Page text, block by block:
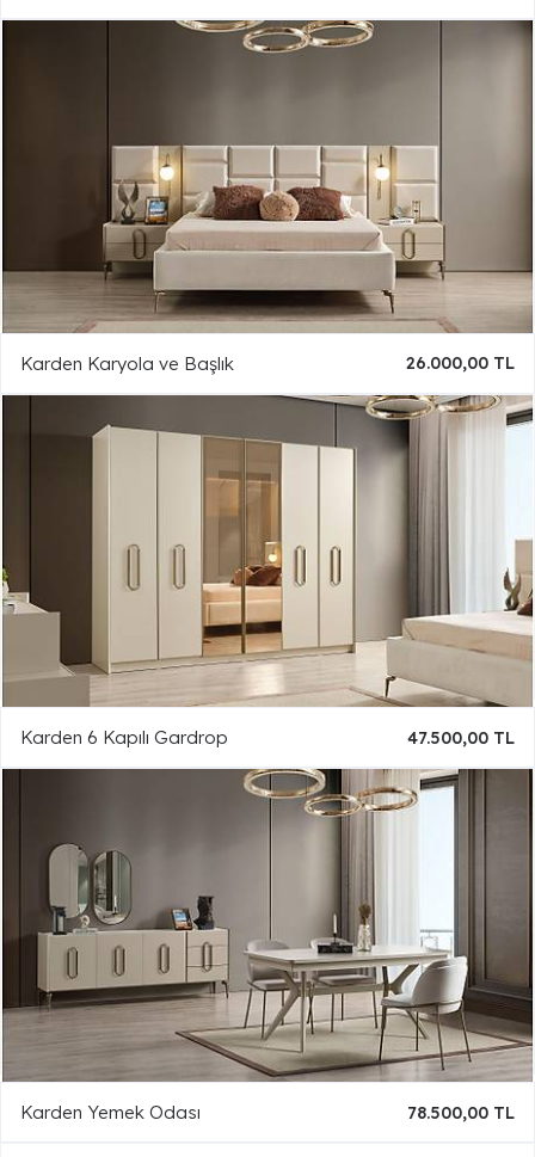
Karden Karyola ve Başlık 26.000,00 TL
Karden 6 Kapılı Gardrop 47.500,00 TL
Karden Yemek Odası 78.500,00 TL